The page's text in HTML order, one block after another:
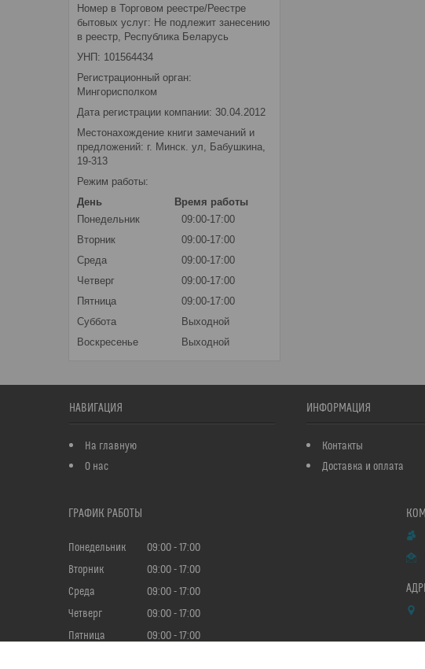
Номер в Торговом реестре/Реестре
бытовых услуг: Не подлежит занесению
в реестр, Республика Беларусь
УНП: 101564434
Регистрационный орган:
Мингорисполком
Дата регистрации компании: 30.04.2012
Местонахождение книги замечаний и
предложений: г. Минск. ул, Бабушкина,
19-313
Режим работы:
День
Время работы
Понедельник
09:00-17:00
Вторник
09:00-17:00
Среда
09:00-17:00
Четверг
09:00-17:00
Пятница
09:00-17:00
Суббота
Выходной
Воскресенье
Выходной
НАВИГАЦИЯ
На главную
О нас
ИНФОРМАЦИЯ
Контакты
Доставка и оплата
ГРАФИК РАБОТЫ
Понедельник 09:00
17:00
Вторник
09:00
17:00
Среда
09:00
17:00
Четверг
09:00
17:00
Пятница
09:00
17:00